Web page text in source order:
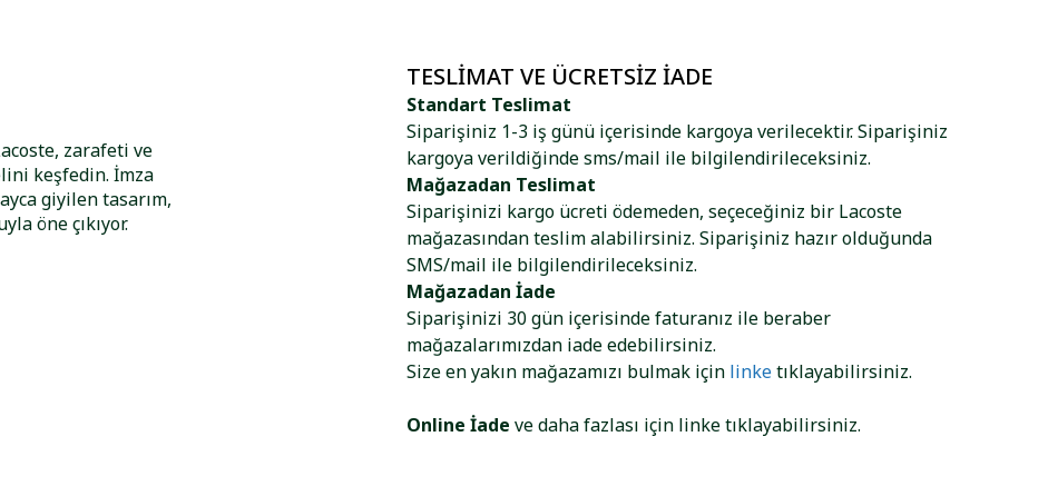
zarafeti ve
keşfedin. İmza
giyilen tasarım,
öne çıkıyor.
TESLIMAT VE ÜCRETSIZ İADE
Standart Teslimat
Siparişiniz 1-3 iş günü içerisinde kargoya verilecektir. Siparişiniz
kargoya verildiğinde sms/mail ile bilgilendirileceksiniz.
Mağazadan Teslimat
Siparişinizi kargo ücreti ödemeden, seçeceğiniz bir Lacoste
mağazasından teslim alabilirsiniz. Siparişiniz hazır olduğunda
SMS/mail ile bilgilendirileceksiniz.
Mağazadan İade
Siparişinizi 30 gün içerisinde faturanız ile beraber
mağazalarımızdan iade edebilirsiniz.
Size en yakın mağazamızı bulmak için linketıklayabilirsiniz.
Online İade ve daha fazlası için linketıklayabilirsiniz.